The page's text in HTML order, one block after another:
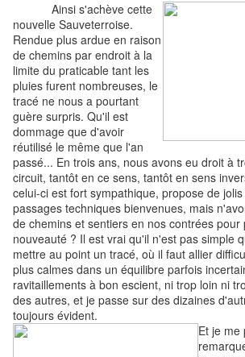
Ainsi s'achève cette
nouvelle Sauveterroise.
Rendue plus ardue en raison
de chemins par endroit à la
limite du praticable tant les
pluies furent nombreuses, le
tracé ne nous a pourtant
guère surpris. Qu'il est
dommage que d'avoir
réutilisé le même que l'an
passé... En trois ans, nous avons eu droit à
circuit, tantôt en ce sens, tantôt en sens
celui-ci est fort sympathique, propose de
passages techniques bienvenues, mais
de chemins et sentiers en nos contrées
nouveauté ? Il est vrai qu'il n'est pas simple
mettre au point un tracé, où il faut allier
plus calmes dans un équilibre parfois
ravitaillements à bon escient, ni trop loin ni
des autres, et je passe sur des dizaines
toujours évident.
Et je me